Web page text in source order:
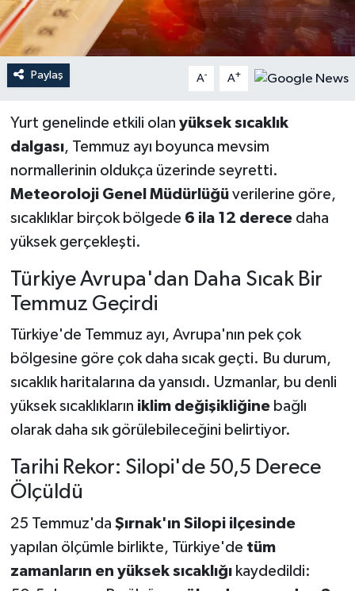
Paylaş A- A+
Yurt genelinde etkili olan yüksek sıcaklık
dalgası, Temmuz ayı boyunca mevsim
normallerinin oldukça üzerinde seyretti.
Meteoroloji Genel Müdürlüğüverilerine göre,
sıcaklıklar birçok bölgede 6 ila 12 derecedaha
yüksek gerçekleşti.
Türkiye Avrupa'dan Daha Sıcak Bir
Temmuz Geçirdi
Türkiye'de Temmuz ayı, Avrupa'nın pek çok
bölgesine göre çok daha sıcak geçti. Bu durum,
sıcaklık haritalarına da yansıdı. Uzmanlar, bu denli
yüksek sıcaklıkların iklim değişikliğinebağlı
olarak daha sık görülebileceğini belirtiyor.
Tarihi Rekor: Silopi'de 50,5 Derece
Ölçüldü
25 Temmuz'da Şırnak'ın Silopi ilçesinde
yapılan ölçümle birlikte, Türkiye'de tüm
zamanların en yüksek sıcaklığıkaydedildi: